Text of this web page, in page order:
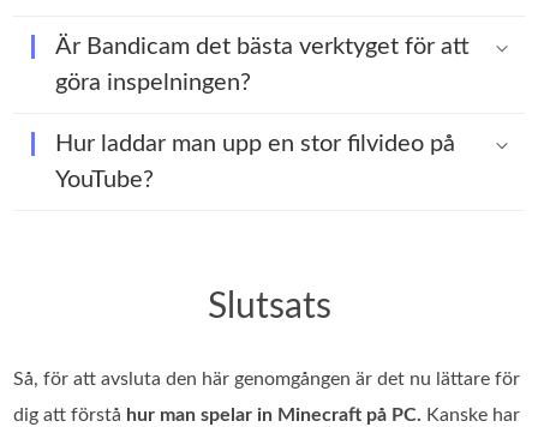
Är Bandicam det bästa verktyget för att
göra inspelningen?
Hur laddar man upp en stor filvideo på
YouTube?
Slutsats
Så, för att avsluta den här genomgången är det nu lättare för
dig att förstå hur man spelar in Minecraft på PC. Kanske har